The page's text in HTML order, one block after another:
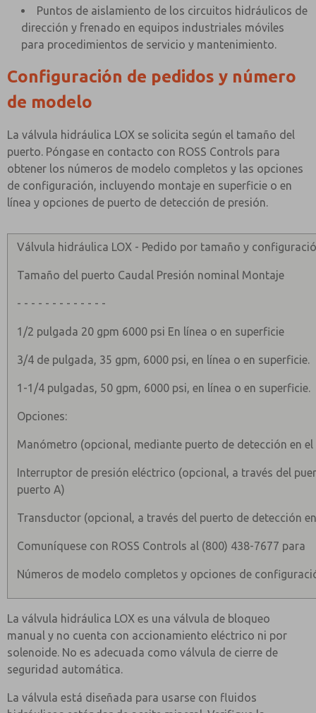
Puntos de aislamiento de los circuitos hidráulicos de
dirección y frenado en equipos industriales móviles
para procedimientos de servicio y mantenimiento.
Configuración de pedidos y número
de modelo
La válvula hidráulica LOX se solicita según el tamaño del
puerto. Póngase en contacto con ROSS Controls para
obtener los números de modelo completos y las opciones
de configuración, incluyendo montaje en superficie o en
línea y opciones de puerto de detección de presión.
Válvula hidráulica LOX - Pedido por tamaño y
Tamaño del puerto Caudal Presión nominal Montaje
- - - - - - - - - - - - -
1/2 pulgada 20 gpm 6000 psi En línea o en superficie
3/4 de pulgada, 35 gpm, 6000 psi, en línea o en superficie.
1-1/4 pulgadas, 50 gpm, 6000 psi, en línea o en superficie.
Opciones:
Manómetro (opcional, mediante puerto de detección en
Interruptor de presión eléctrico (opcional, a través del
puerto A)
Transductor (opcional, a través del puerto de detección
Comuníquese con ROSS Controls al (800) 438-7677 para
Números de modelo completos y opciones de
La válvula hidráulica LOX es una válvula de bloqueo
manual y no cuenta con accionamiento eléctrico ni por
solenoide. No es adecuada como válvula de cierre de
seguridad automática.
La válvula está diseñada para usarse con fluidos